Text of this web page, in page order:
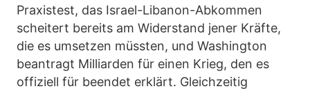
Praxistest, das Israel-Libanon-Abkommen
scheitert bereits am Widerstand jener Kräfte,
die es umsetzen müssten, und Washington
beantragt Milliarden für einen Krieg, den es
offiziell für beendet erklärt. Gleichzeitig